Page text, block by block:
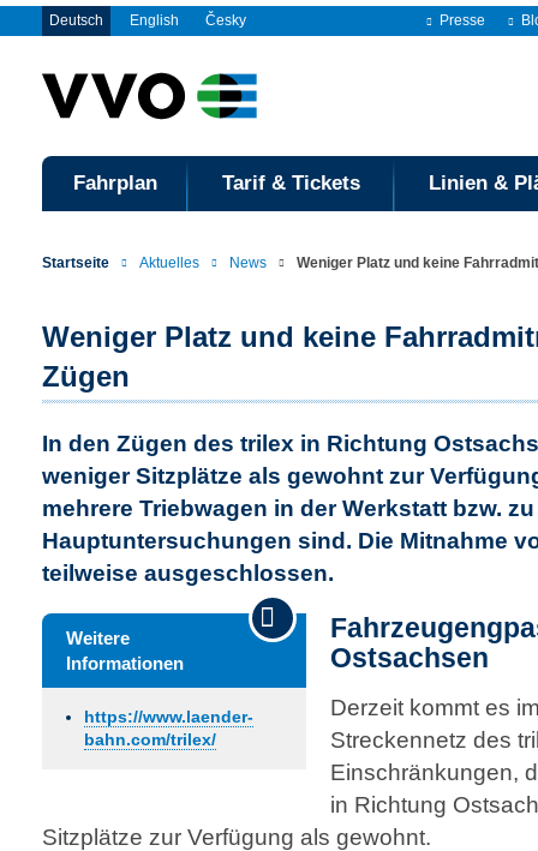
Deutsch English Česky Presse
Fahrplan Tarif & Tickets Linien &
Startseite Aktuelles News Weniger Platz und keine
Weniger Platz und keine
Zügen
In den Zügen des trilex in Richtung
weniger Sitzplätze als gewohnt zur
mehrere Triebwagen in der Werkstatt bzw. zu
Hauptuntersuchungen sind. Die Mitnahme
teilweise ausgeschlossen.
Weitere
Informationen
https://www.laender­
bahn.com/trilex/
Ostsachsen
Derzeit kommt es
Streckennetz des
Einschränkungen,
in Richtung
Sitzplätze zur Verfügung als gewohnt.